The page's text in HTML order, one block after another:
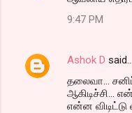
9:47 PM
Ashok D said…
தலைவா...
ஆகிடிச்சி...
என்ன விடிட்டு